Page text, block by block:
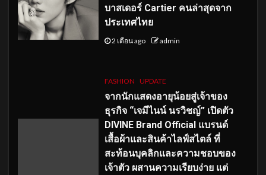
บาสเดอร์ Cartier คนล่าสุดจาก
ประเทศไทย
2 เดือน ago admin
FASHION UPDATE
จากนักแสดงอายุน้อยสู่เจ้าของ
ธุรกิจ “เจมีไนน์ นรวิชญ์” เปิดตัว
DIVINE Brand Official แบรนด์
เสื้อผ้าและสินค้าไลฟ์สไตล์ ที่
สะท้อนบุคลิกและความชอบของ
เจ้าตัว ผสานความเรียบง่าย แต่